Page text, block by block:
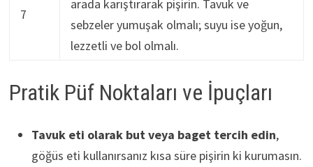
7
arada karıştırarak pişirin. Tavuk ve
sebzeler yumuşak olmalı; suyu ise yoğun,
lezzetli ve bol olmalı.
Pratik Püf Noktaları ve İpuçları
Tavuk eti olarak but veya baget tercih edin,
göğüs eti kullanırsanız kısa süre pişirin ki kurumasın.